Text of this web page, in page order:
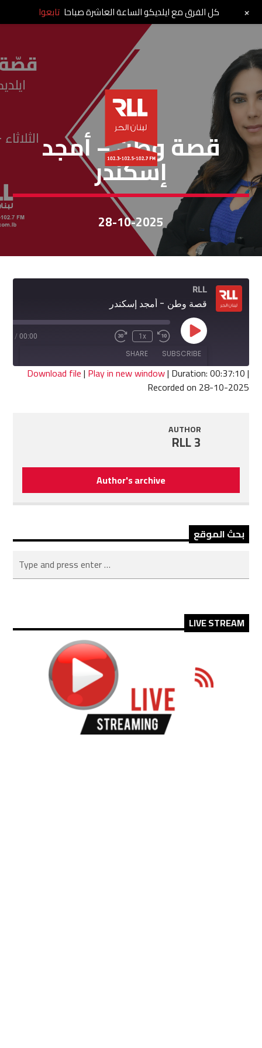
قصة وطن
قصة وطن – أمجد
إسكندر
28-10-2025
RLL
قصة وطن - أمجد إسكندر
Play
Episode
Rewind
10
Seconds
1x
Fast
seconds
00:00
/
SUBSCRIBE
SHARE
SHARE
Download file| Play in new window| Duration: 00:37:10|
Recorded on 28-10-2025
AUTHOR
RLL 3
Author's archive
بحث الموقع
LIVE STREAM
كل الفرق مع ايلديكو الساعة العاشرة صباحا تابعوا +